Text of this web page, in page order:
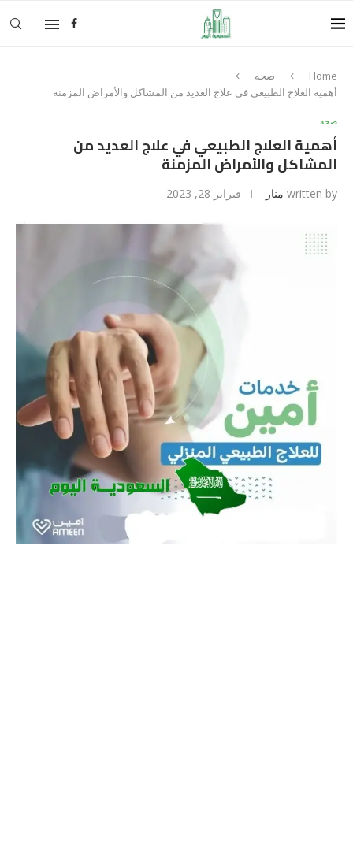
Home
صحه
أهمية العلاج الطبيعي في علاج العديد من المشاكل والأمراض المزمنة
صحه
أهمية العلاج الطبيعي في علاج العديد من
المشاكل والأمراض المزمنة
written by منار فبراير 28, 2023